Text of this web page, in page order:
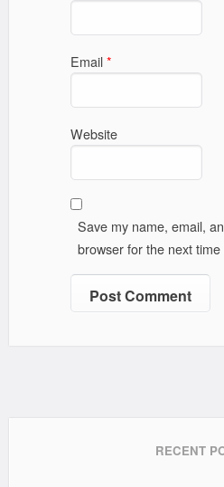
Email*
Website
Save my name, email,
browser for the next
RECENT